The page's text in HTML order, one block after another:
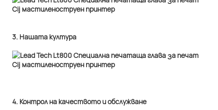
3. Нашата култура
4. Контрол на качеството и обслужване